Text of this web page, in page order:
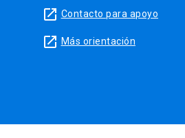
launch Contacto para apoyo
launch Más orientación